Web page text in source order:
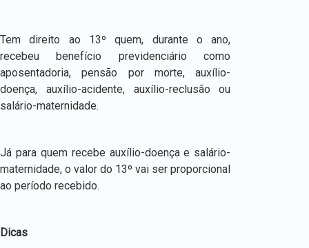
Tem direito ao 13º quem, durante o ano,
recebeu benefício previdenciário como
aposentadoria, pensão por morte, auxílio-
doença, auxílio-acidente, auxílio-reclusão ou
salário-maternidade.
Já para quem recebe auxílio-doença e salário-
maternidade, o valor do 13º vai ser proporcional
ao período recebido.
Dicas